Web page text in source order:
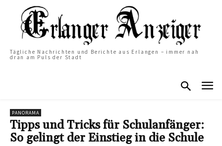
Tägliche Nachrichten und Berichte aus Erlangen – immer nah
dran am Puls der Stadt
PANORAMA
Tipps und Tricks für Schulanfänger:
So gelingt der Einstieg in die Schule